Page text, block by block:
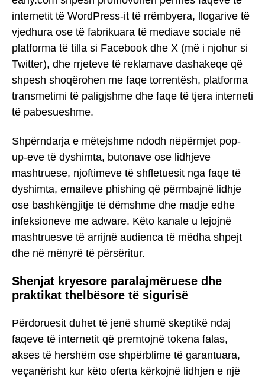
internetit të WordPress-it të rrëmbyera, llogarive të
vjedhura ose të fabrikuara të mediave sociale në
platforma të tilla si Facebook dhe X (më i njohur si
Twitter), dhe rrjeteve të reklamave dashakeqe që
shpesh shoqërohen me faqe torrentësh, platforma
transmetimi të paligjshme dhe faqe të tjera interneti
të pabesueshme.
Shpërndarja e mëtejshme ndodh nëpërmjet pop-
up-eve të dyshimta, butonave ose lidhjeve
mashtruese, njoftimeve të shfletuesit nga faqe të
dyshimta, emaileve phishing që përmbajnë lidhje
ose bashkëngjitje të dëmshme dhe madje edhe
infeksioneve me adware. Këto kanale u lejojnë
mashtruesve të arrijnë audienca të mëdha shpejt
dhe në mënyrë të përsëritur.
Shenjat kryesore paralajmëruese dhe
praktikat thelbësore të sigurisë
Përdoruesit duhet të jenë shumë skeptikë ndaj
faqeve të internetit që premtojnë tokena falas,
akses të hershëm ose shpërblime të garantuara,
veçanërisht kur këto oferta kërkojnë lidhjen e një